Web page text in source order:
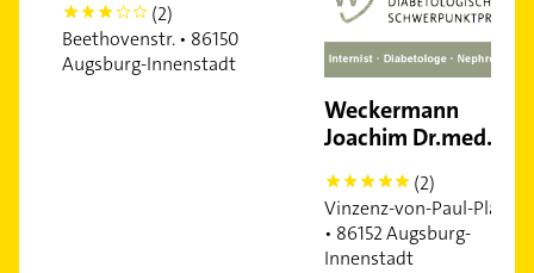
3
(2)
Beethovenstr. • 86150
Augsburg-Innenstadt
Weckermann
Joachim Dr.med.
5
(2)
Vinzenz-von-Paul-Platz
• 86152 Augsburg-
Innenstadt